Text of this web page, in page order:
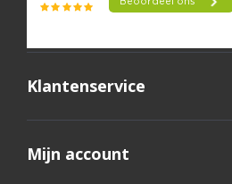
Klantenservice
Mijn account